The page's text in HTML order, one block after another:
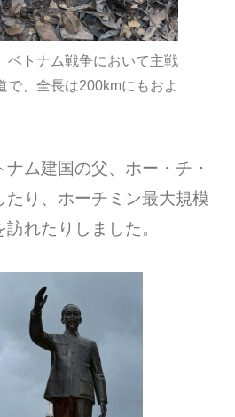
ベトナム戦争において主戦
で、全長は200kmにもおよ
ム建国の父、ホー・チ・
たり、ホーチミン最大規模
れたりしました。